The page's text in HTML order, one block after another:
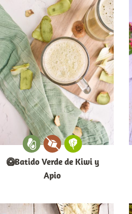
🥝Batido Verde de Kiwi y
Apio